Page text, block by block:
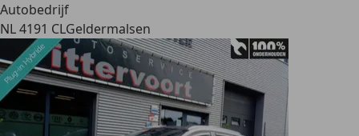
Autobedrijf
NL 4191 CLGeldermalsen